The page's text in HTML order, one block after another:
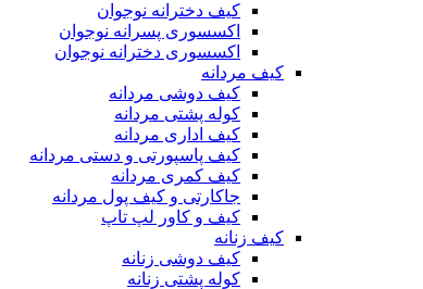
کیف دخترانه نوجوان
اکسسوری پسرانه نوجوان
اکسسوری دخترانه نوجوان
کیف مردانه
کیف دوشی مردانه
کوله پشتی مردانه
کیف اداری مردانه
کیف پاسپورتی و دستی مردانه
کیف کمری مردانه
جاکارتی و کیف پول مردانه
کیف و کاور لپ تاپ
کیف زنانه
کیف دوشی زنانه
کوله پشتی زنانه